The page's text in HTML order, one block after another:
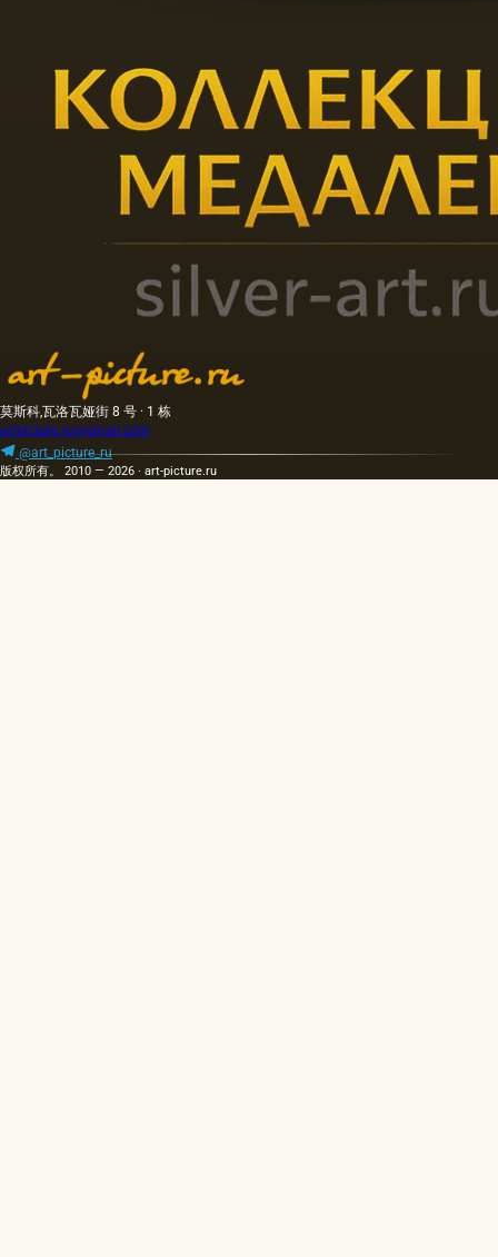
莫斯科,瓦洛瓦娅街 8 号 · 1 栋
artpicture.ru@gmail.com
@art_picture_ru
版权所有。 2010 — 2026 · art-picture.ru